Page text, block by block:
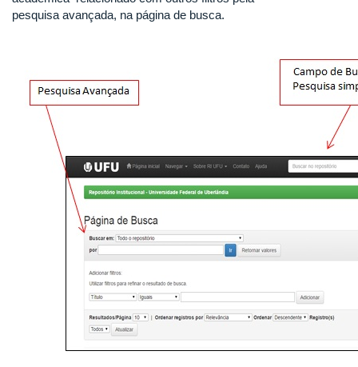
pesquisa avançada, na página de busca.